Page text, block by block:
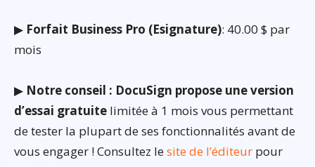
▶ Forfait Business Pro (Esignature): 40.00 $ par
mois
▶ Notre conseil : DocuSign propose une version
d’essai gratuite limitée à 1 mois vous permettant
de tester la plupart de ses fonctionnalités avant de
vous engager ! Consultez lesite de l’éditeur pour